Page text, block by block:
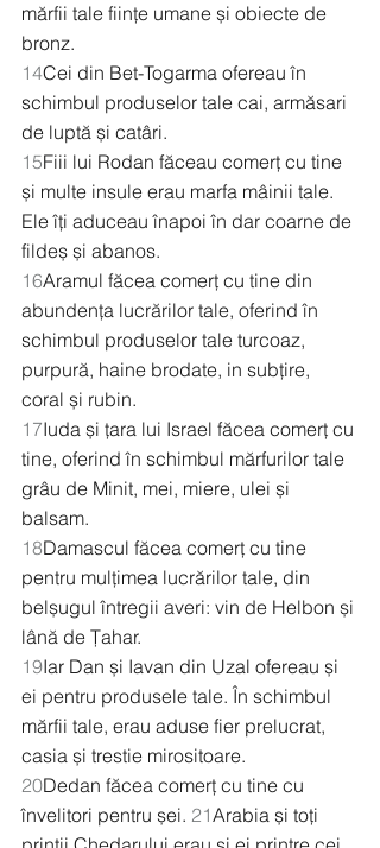
mărfii tale ființe umane și obiecte de
bronz.
14Cei din Bet-Togarma ofereau în
schimbul produselor tale cai, armăsari
de luptă și catâri.
15Fiii lui Rodan făceau comerț cu tine
și multe insule erau marfa mâinii tale.
Ele îți aduceau înapoi în dar coarne de
fildeș și abanos.
16Aramul făcea comerț cu tine din
abundența lucrărilor tale, oferind în
schimbul produselor tale turcoaz,
purpură, haine brodate, in subțire,
coral și rubin.
17Iuda și țara lui Israel făcea comerț cu
tine, oferind în schimbul mărfurilor tale
grâu de Minit, mei, miere, ulei și
balsam.
18Damascul făcea comerț cu tine
pentru mulțimea lucrărilor tale, din
belșugul întregii averi: vin de Helbon și
lână de Țahar.
19Iar Dan și Iavan din Uzal ofereau și
ei pentru produsele tale. În schimbul
mărfii tale, erau aduse fier prelucrat,
casia și trestie mirositoare.
20Dedan făcea comerț cu tine cu
învelitori pentru șei. 21Arabia și toți